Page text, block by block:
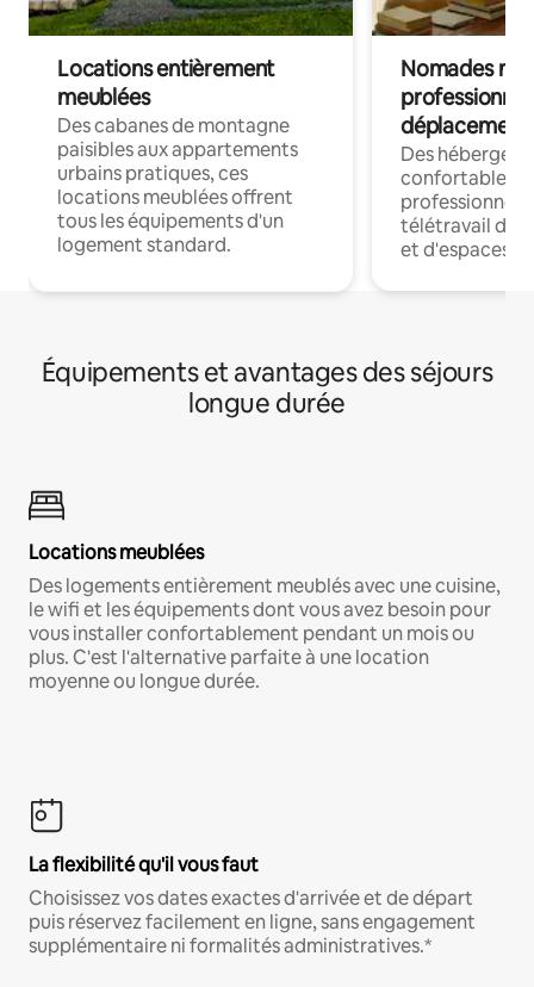
Locations entièrement
meublées
Des cabanes de montagne
paisibles aux appartements
urbains pratiques, ces
locations meublées offrent
tous les équipements d'un
logement standard.
Nomades
déplacement
Des
confortables
professionnels
télétravail
et d'espaces
Équipements et avantages des séjours
longue durée
Locations meublées
Des logements entièrement meublés avec une cuisine,
le wifi et les équipements dont vous avez besoin pour
vous installer confortablement pendant un mois ou
plus. C'est l'alternative parfaite à une location
moyenne ou longue durée.
La flexibilité qu'il vous faut
Choisissez vos dates exactes d'arrivée et de départ
puis réservez facilement en ligne, sans engagement
supplémentaire ni formalités administratives.*